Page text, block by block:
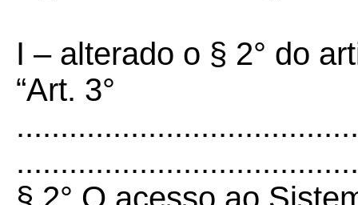
I – alterado o § 2° do
“Art. 3°
§ 2° O acesso ao